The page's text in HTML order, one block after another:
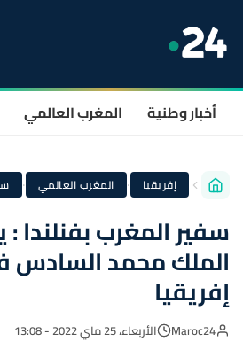
أخبار وطنية المغرب العالمي
إفريقيا · المغرب العالمي ·
سفير المغرب بفنلندا
الملك محمد السادس
إفريقيا
Maroc24 الأربعاء، 25 ماي 2022 - 13:08